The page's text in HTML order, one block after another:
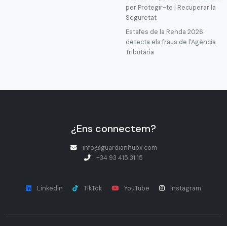
per Protegir-te i Recuperar la
Seguretat
Estafes de la Renda 2026:
detecta els fraus de l'Agència
Tributària
¿Ens connectem?
info@guardianhubx.com
+34 93 415 31 15
LinkedIn TikTok YouTube Instagram